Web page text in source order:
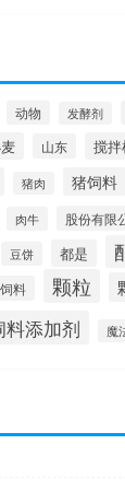
动物 发酵剂
山东 搅
猪肉 猪饲料
肉牛 股份有限
豆饼 都是
料 颗粒
料添加剂 魔